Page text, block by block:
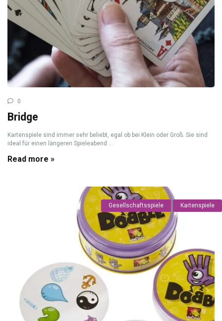
0
Bridge
Kartenspiele sind immer sehr beliebt, egal ob bei Klein oder Groß. Sie sind
ideal für einen längeren Spieleabend ...
Read more »
Gesellschaftsspiele Kartenspiele